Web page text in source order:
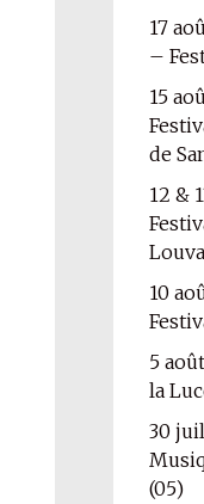
17
–
15
de
12 &
10
5
la
30
(05)